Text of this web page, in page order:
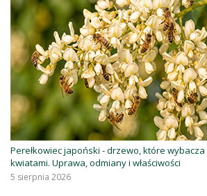
Perełkowiec japoński - drzewo, które
kwiatami. Uprawa, odmiany i właściwości
5 sierpnia 2026